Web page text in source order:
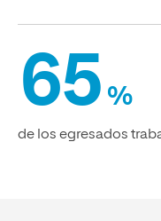
65 %
de los egresados